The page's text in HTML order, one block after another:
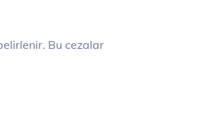
Bu cezalar